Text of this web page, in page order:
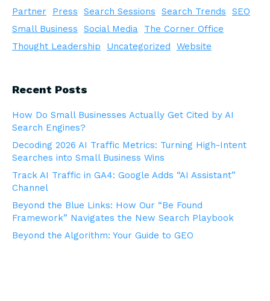
Partner
Press Search Sessions Search Trends
SEO
Small Business
Social Media
The Corner Office
Thought Leadership
Uncategorized Website
Recent Posts
How Do Small Businesses Actually Get Cited by AI
Search Engines?
Decoding 2026 AI Traffic Metrics: Turning High-Intent
Searches into Small Business Wins
Track AI Traffic in GA4: Google Adds “AI Assistant”
Channel
Beyond the Blue Links: How Our “Be Found
Framework” Navigates the New Search Playbook
Beyond the Algorithm: Your Guide to GEO